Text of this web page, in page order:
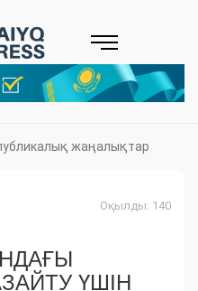
жаңалықтар
Оқылды: 140
ҮШІН